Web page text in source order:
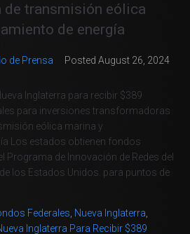
de transmisión eólica
de energía
de Prensa Posted August 26, 2024
Inglaterra para recibir $389
para inversiones transformadoras
eólica marina y
Los estados obtienen fondos
Programa de Innovación de Redes del
los Estados Unidos. para puntos de
Federales Nueva Inglaterra
Inglaterra Para Recibir $389